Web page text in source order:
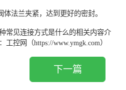
法兰夹紧，达到更好的密封。
见连接方式是什么的相关内容介
工控网 （https://www.ymgk.com）
下一篇